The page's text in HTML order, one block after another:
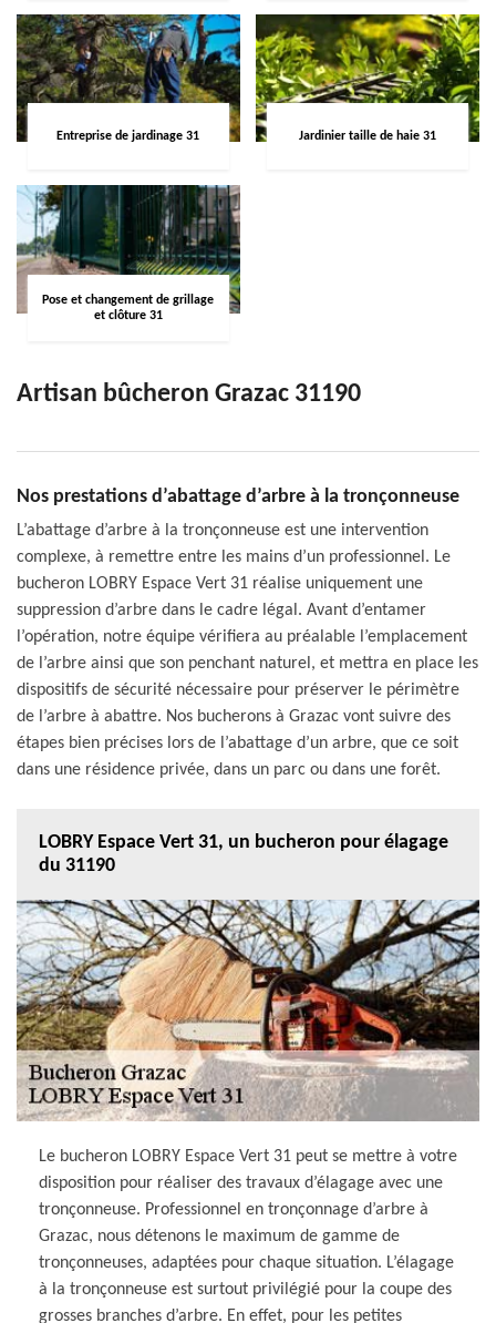
Entreprise de jardinage 31 Jardinier taille de haie 31
Pose et changement de grillage
et clôture 31
Artisan bûcheron Grazac 31190
Nos prestations d’abattage d’arbre à la tronçonneuse
L’abattage d’arbre à la tronçonneuse est une intervention
complexe, à remettre entre les mains d’un professionnel. Le
bucheron LOBRY Espace Vert 31 réalise uniquement une
suppression d’arbre dans le cadre légal. Avant d’entamer
l’opération, notre équipe vérifiera au préalable l’emplacement
de l’arbre ainsi que son penchant naturel, et mettra en place les
dispositifs de sécurité nécessaire pour préserver le périmètre
de l’arbre à abattre. Nos bucherons à Grazac vont suivre des
étapes bien précises lors de l’abattage d’un arbre, que ce soit
dans une résidence privée, dans un parc ou dans une forêt.
LOBRY Espace Vert 31, un bucheron pour élagage
du 31190
Le bucheron LOBRY Espace Vert 31 peut se mettre à votre
disposition pour réaliser des travaux d’élagage avec une
tronçonneuse. Professionnel en tronçonnage d’arbre à
Grazac, nous détenons le maximum de gamme de
tronçonneuses, adaptées pour chaque situation. L’élagage
à la tronçonneuse est surtout privilégié pour la coupe des
grosses branches d’arbre. En effet, pour les petites